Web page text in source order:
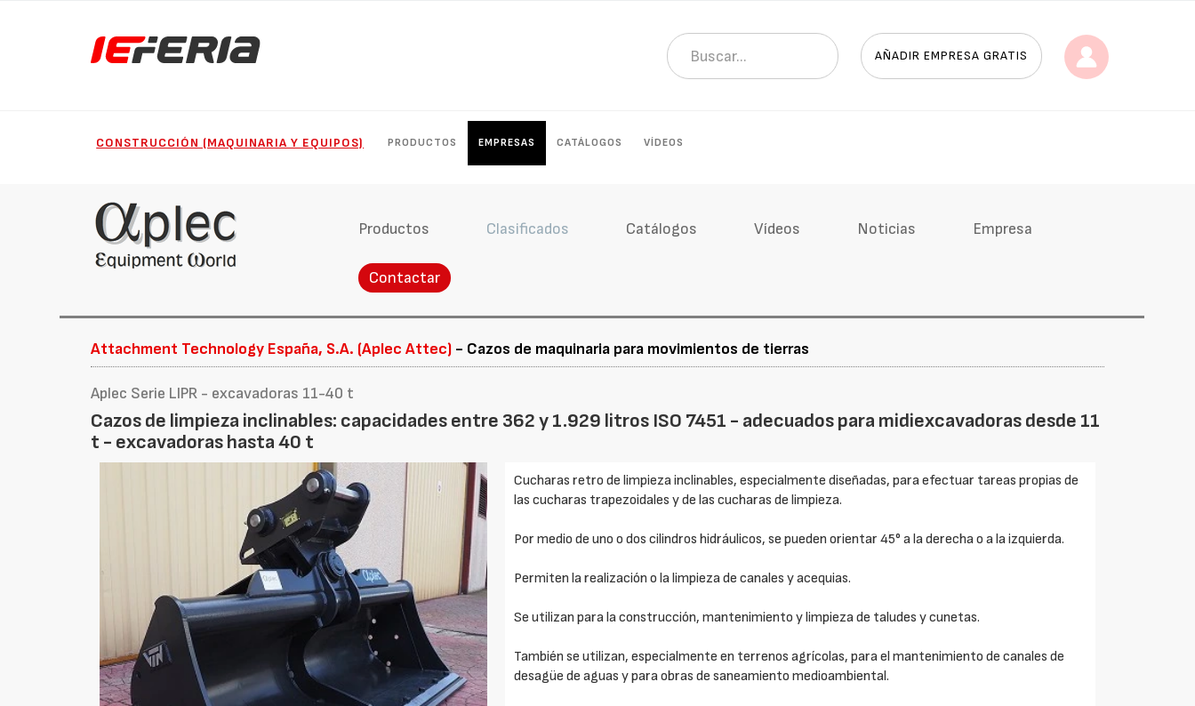
AÑADIR EMPRESA GRATIS
CONSTRUCCIÓN (MAQUINARIA Y EQUIPOS) PRODUCTOS EMPRESAS CATÁLOGOS VÍDEOS
Productos Clasificados Catálogos Vídeos Noticias Empresa
Contactar
Attachment Technology España, S.A. (Aplec Attec) - Cazos de maquinaria para movimientos de tierras
Aplec Serie LIPR - excavadoras 11-40 t
Cazos de limpieza inclinables: capacidades entre 362 y 1.929 litros ISO 7451 - adecuados para midiexcavadoras desde 11
t - excavadoras hasta 40 t
Cucharas retro de limpieza inclinables, especialmente diseñadas, para efectuar tareas propias de
las cucharas trapezoidales y de las cucharas de limpieza.
Por medio de uno o dos cilindros hidráulicos, se pueden orientar 45° a la derecha o a la izquierda.
Permiten la realización o la limpieza de canales y acequias.
Se utilizan para la construcción, mantenimiento y limpieza de taludes y cunetas.
También se utilizan, especialmente en terrenos agrícolas, para el mantenimiento de canales de
desagüe de aguas y para obras de saneamiento medioambiental.